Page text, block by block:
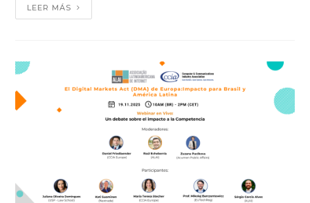
LEER MÁS